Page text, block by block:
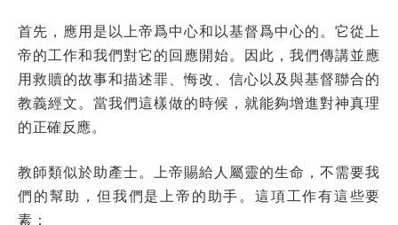
首先，應用是以上帝爲中心和以基督爲中心的。它從上
帝的工作和我們對它的回應開始。因此，我們傳講並應
用救贖的故事和描述罪、悔改、信心以及與基督聯合的
教義經文。當我們這樣做的時候，就能夠增進對神真理
的正確反應。
教師類似於助產士。上帝賜給人屬靈的生命，不需要我
們的幫助，但我們是上帝的助手。這項工作有這些要
素：